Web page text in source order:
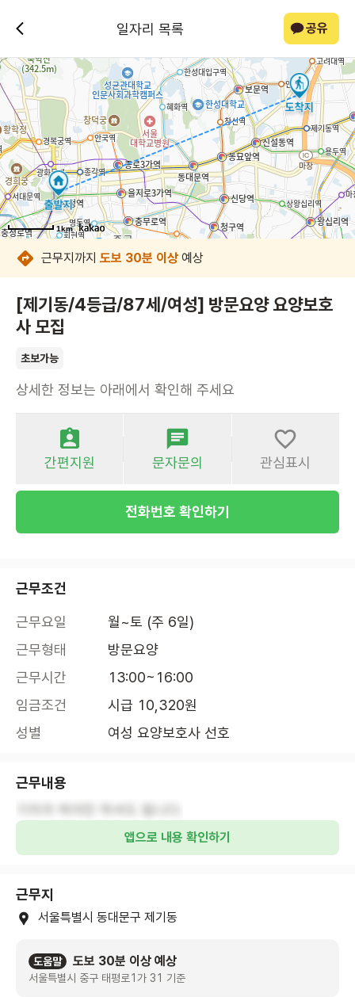
일자리 목록 공유
1km
1km
1km
1km
1km
1km
1km
1km
근무지까지 도보 30분 이상 예상
[제기동/4등급/87세/여성] 방문요양 요양보호
사 모집
초보가능
상세한 정보는 아래에서 확인해 주세요
간편지원 문자문의 관심표시
전화번호 확인하기
근무조건
근무요일
월~토 (주 6일)
근무형태
방문요양
근무시간
13:00~16:00
임금조건
시급 10,320원
성별
여성 요양보호사 선호
근무내용
앱으로 내용 확인하기
근무지
서울특별시 동대문구 제기동
도움말 도보 30분 이상 예상
서울특별시 중구 태평로1가 31 기준